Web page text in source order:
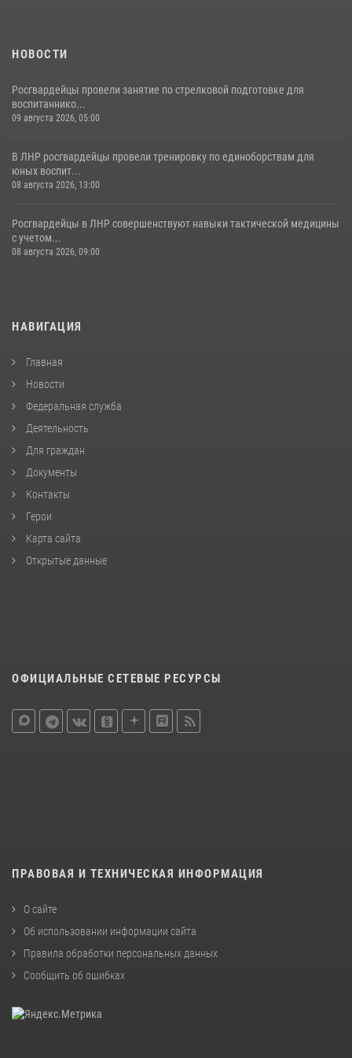
НОВОСТИ
Росгвардейцы провели занятие по стрелковой подготовке для
воспитаннико...
09 августа 2026, 05:00
В ЛНР росгвардейцы провели тренировку по единоборствам для
юных воспит...
08 августа 2026, 13:00
Росгвардейцы в ЛНР совершенствуют навыки тактической медицины
с учетом...
08 августа 2026, 09:00
НАВИГАЦИЯ
Главная
Новости
Федеральная служба
Деятельность
Для граждан
Документы
Контакты
Герои
Карта сайта
Открытые данные
ОФИЦИАЛЬНЫЕ СЕТЕВЫЕ РЕСУРСЫ
ПРАВОВАЯ И ТЕХНИЧЕСКАЯ ИНФОРМАЦИЯ
О сайте
Об использовании информации сайта
Правила обработки персональных данных
Сообщить об ошибках